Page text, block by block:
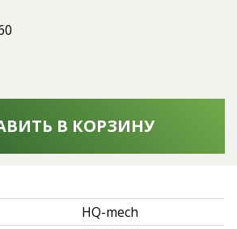
В КОРЗИНУ
HQ-mech